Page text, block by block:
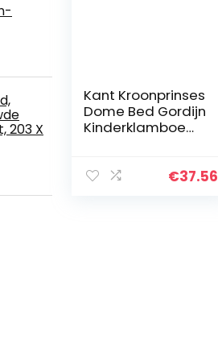
203 X
Kant Kroonprinses
Dome Bed Gordijn
Kinderklamboe
Games Huis Castl
€37.56